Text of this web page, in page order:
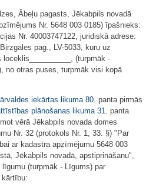
Ābeļu pagasts, Jēkabpils novadā
Nr. 5648 003 0185) īpašnieks:
Nr. 40003747122, juridiskā adrese:
pag., LV-5033, kuru uz
(turpmāk -
no otras puses, turpmāk visi kopā
iekārtas likuma 80. panta pirmās
plānošanas likuma 31.
panta
vērā Jēkabpils novada domes
Nr. 32 (protokols Nr. 1, 33. §) "Par
ar kadastra apzīmējumu 5648 003
Jēkabpils novadā, apstiprināšanu",
(turpmāk - Līgums) par